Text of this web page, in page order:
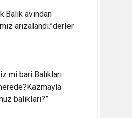
avından
arızalandı.”derler
mi bari.Balıkları
balıkları?”